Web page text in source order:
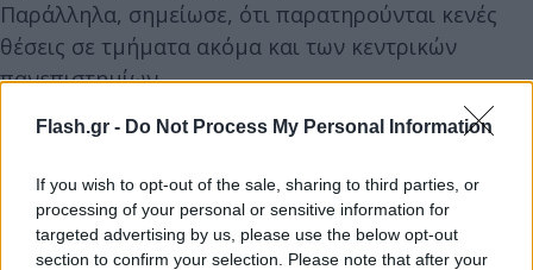
Flash.gr - Do Not Process My Personal Information
If you wish to opt-out of the sale, sharing to third parties, or
processing of your personal or sensitive information for
targeted advertising by us, please use the below opt-out
section to confirm your selection. Please note that after your
Παράλληλα, σημείωσε, ότι παρατηρούνται κενές
θέσεις σε τμήματα ακόμα και των κεντρικών
πανεπιστημίων.